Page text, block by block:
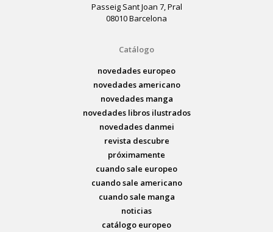
Passeig Sant Joan 7, Pral
08010 Barcelona
Catálogo
novedades europeo
novedades americano
novedades manga
novedades libros ilustrados
novedades danmei
revista descubre
próximamente
cuando sale europeo
cuando sale americano
cuando sale manga
noticias
catálogo europeo